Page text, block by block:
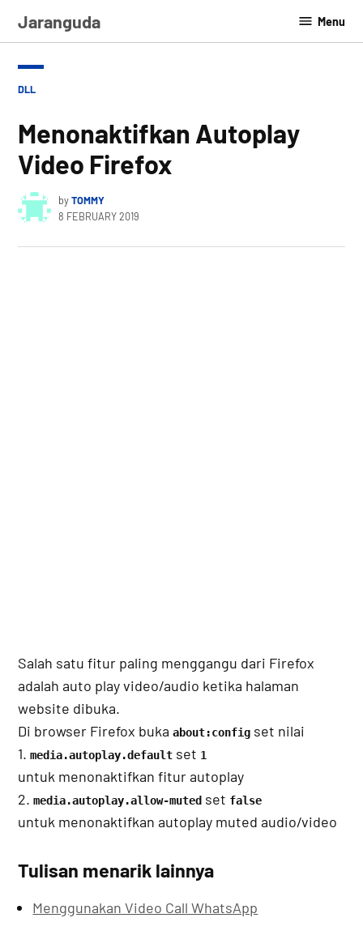
Jaranguda Menu
POSTED
DLL
Menonaktifkan Autoplay
Video Firefox
byTOMMY
8 FEBRUARY 2019
Salah satu fitur paling menggangu dari Firefox
adalah auto play video/audio ketika halaman
website dibuka.
Di browser Firefox bukaabout:config set nilai
1.media.autoplay.default set 1
untuk menonaktifkan fitur autoplay
2.media.autoplay.allow-muted set false
untuk menonaktifkan autoplay muted audio/video
Tulisan menarik lainnya
Menggunakan Video Call WhatsApp